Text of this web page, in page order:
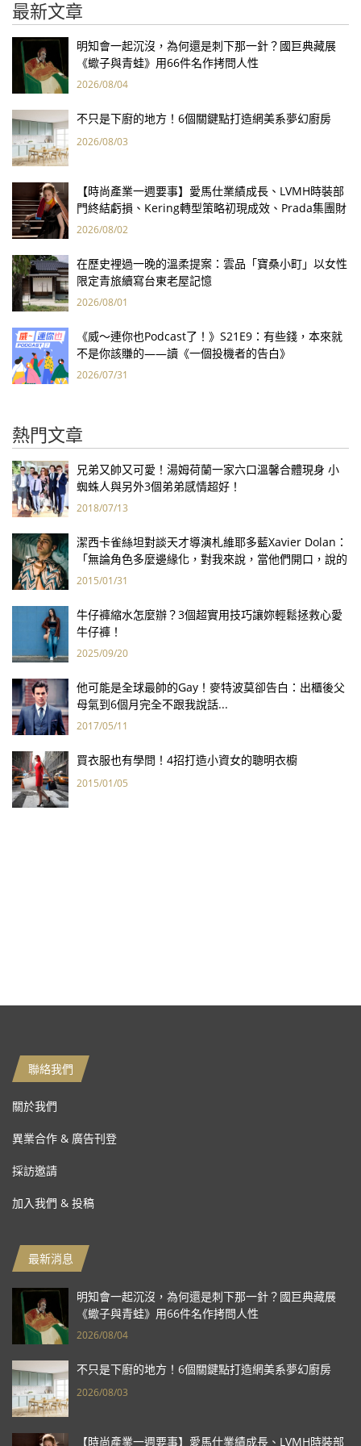
最新文章
明知會一起沉沒，為何還是刺下那一針？國巨典藏展
《蠍子與青蛙》用66件名作拷問人性
2026/08/04
不只是下廚的地方！6個關鍵點打造網美系夢幻廚房
2026/08/03
【時尚產業一週要事】愛馬仕業績成長、LVMH時裝部
門終結虧損、Kering轉型策略初現成效、Prada集團財
報亮眼
2026/08/02
在歷史裡過一晚的溫柔提案：雲品「寶桑小町」以女性
限定青旅續寫台東老屋記憶
2026/08/01
《威～連你也Podcast了！》S21E9：有些錢，本來就
不是你該賺的——讀《一個投機者的告白》
2026/07/31
熱門文章
兄弟又帥又可愛！湯姆荷蘭一家六口溫馨合體現身 小
蜘蛛人與另外3個弟弟感情超好！
2018/07/13
潔西卡雀絲坦對談天才導演札維耶多藍Xavier Dolan：
「無論角色多麼邊緣化，對我來說，當他們開口，說的
都是我心裡的話。」
2015/01/31
牛仔褲縮水怎麼辦？3個超實用技巧讓妳輕鬆拯救心愛
牛仔褲！
2025/09/20
他可能是全球最帥的Gay！麥特波莫卻告白：出櫃後父
母氣到6個月完全不跟我說話...
2017/05/11
買衣服也有學問！4招打造小資女的聰明衣櫥
2015/01/05
聯絡我們
關於我們
異業合作 & 廣告刊登
採訪邀請
加入我們 & 投稿
最新消息
明知會一起沉沒，為何還是刺下那一針？國巨典藏展
《蠍子與青蛙》用66件名作拷問人性
2026/08/04
不只是下廚的地方！6個關鍵點打造網美系夢幻廚房
2026/08/03
【時尚產業一週要事】愛馬仕業績成長、LVMH時裝部